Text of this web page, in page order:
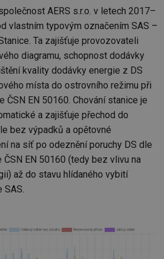
AERS s.r.o. v letech 2017–
vlastním typovým označením SAS –
Ta zajišťuje provozovateli
diagramu, schopnost dodávky
kvality dodávky energie z DS
místa do ostrovního režimu při
ČSN EN 50160. Chování stanice je
a zajišťuje přechod do
bez výpadků a opětovné
na síť po odeznění poruchy DS dle
ČSN EN 50160 (tedy bez vlivu na
až do stavu hlídaného vybití
SAS.